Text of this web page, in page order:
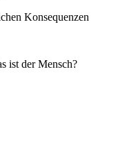
Konsequenzen
ist der Mensch?